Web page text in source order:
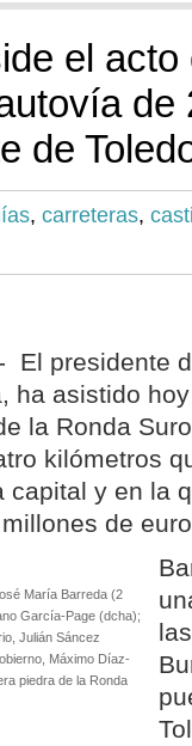
el
de
de
, carreteras,
El presidente
ha asistido
la Ronda
kilómetros
capital y en la
de
María Barreda (2
García-Page (dcha);
Julián Sáncez
Máximo Díaz-
piedra de la Ronda